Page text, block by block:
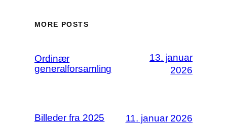
MORE POSTS
Ordinær
generalforsamling
13. januar
2026
Billeder fra 2025 11. januar 2026